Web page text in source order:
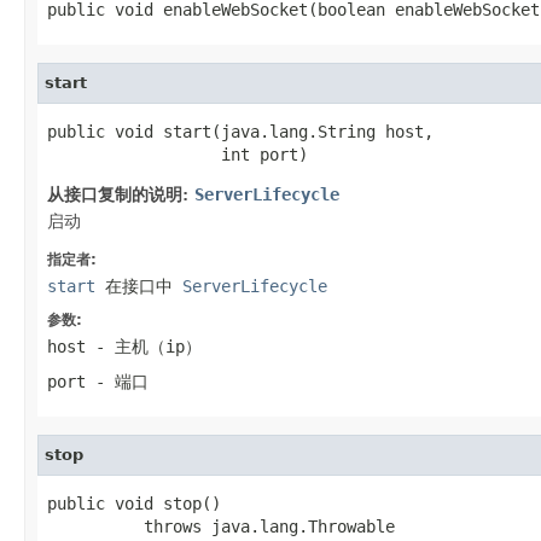
public void enableWebSocket(boolean
start
public void start(java.lang.String host,
                  int port)
从接口复制的说明: ServerLifecycle
启动
指定者:
start 在接口中 ServerLifecycle
参数:
host - 主机（ip）
port - 端口
stop
public void stop()
          throws java.lang.Throwable